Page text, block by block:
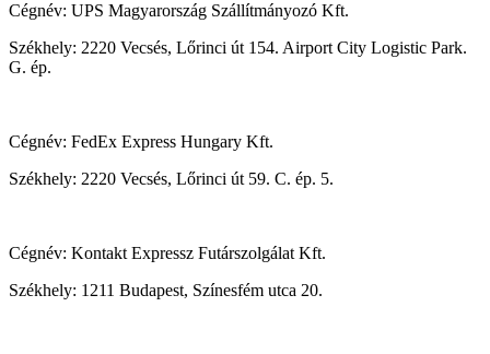
Cégnév: UPS Magyarország Szállítmányozó Kft.
Székhely: 2220 Vecsés, Lőrinci út 154. Airport City Logistic Park.
G. ép.
Cégnév: FedEx Express Hungary Kft.
Székhely: 2220 Vecsés, Lőrinci út 59. C. ép. 5.
Cégnév: Kontakt Expressz Futárszolgálat Kft.
Székhely: 1211 Budapest, Színesfém utca 20.